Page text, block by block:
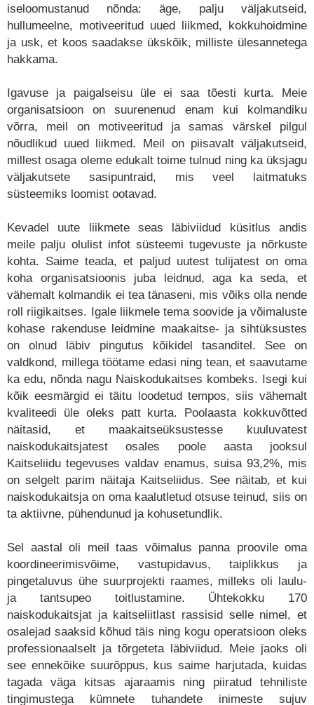
iseloomustanud nõnda: äge, palju väljakutseid,
hullumeelne, motiveeritud uued liikmed, kokkuhoidmine
ja usk, et koos saadakse ükskõik, milliste ülesannetega
hakkama.
Igavuse ja paigalseisu üle ei saa tõesti kurta. Meie
organisatsioon on suurenenud enam kui kolmandiku
võrra, meil on motiveeritud ja samas värskel pilgul
nõudlikud uued liikmed. Meil on piisavalt väljakutseid,
millest osaga oleme edukalt toime tulnud ning ka üksjagu
väljakutsete sasipuntraid, mis veel laitmatuks
süsteemiks loomist ootavad.
Kevadel uute liikmete seas läbiviidud küsitlus andis
meile palju olulist infot süsteemi tugevuste ja nõrkuste
kohta. Saime teada, et paljud uutest tulijatest on oma
koha organisatsioonis juba leidnud, aga ka seda, et
vähemalt kolmandik ei tea tänaseni, mis võiks olla nende
roll riigikaitses. Igale liikmele tema soovide ja võimaluste
kohase rakenduse leidmine maakaitse- ja sihtüksustes
on olnud läbiv pingutus kõikidel tasanditel. See on
valdkond, millega töötame edasi ning tean, et saavutame
ka edu, nõnda nagu Naiskodukaitses kombeks. Isegi kui
kõik eesmärgid ei täitu loodetud tempos, siis vähemalt
kvaliteedi üle oleks patt kurta. Poolaasta kokkuvõtted
näitasid, et maakaitseüksustesse kuuluvatest
naiskodukaitsjatest osales poole aasta jooksul
Kaitseliidu tegevuses valdav enamus, suisa 93,2%, mis
on selgelt parim näitaja Kaitseliidus. See näitab, et kui
naiskodukaitsja on oma kaalutletud otsuse teinud, siis on
ta aktiivne, pühendunud ja kohusetundlik.
Sel aastal oli meil taas võimalus panna proovile oma
koordineerimisvõime, vastupidavus, taiplikkus ja
pingetaluvus ühe suurprojekti raames, milleks oli laulu-
ja tantsupeo toitlustamine. Ühtekokku 170
naiskodukaitsjat ja kaitseliitlast rassisid selle nimel, et
osalejad saaksid kõhud täis ning kogu operatsioon oleks
professionaalselt ja tõrgeteta läbiviidud. Meie jaoks oli
see ennekõike suurõppus, kus saime harjutada, kuidas
tagada väga kitsas ajaraamis ning piiratud tehniliste
tingimustega kümnete tuhandete inimeste sujuv